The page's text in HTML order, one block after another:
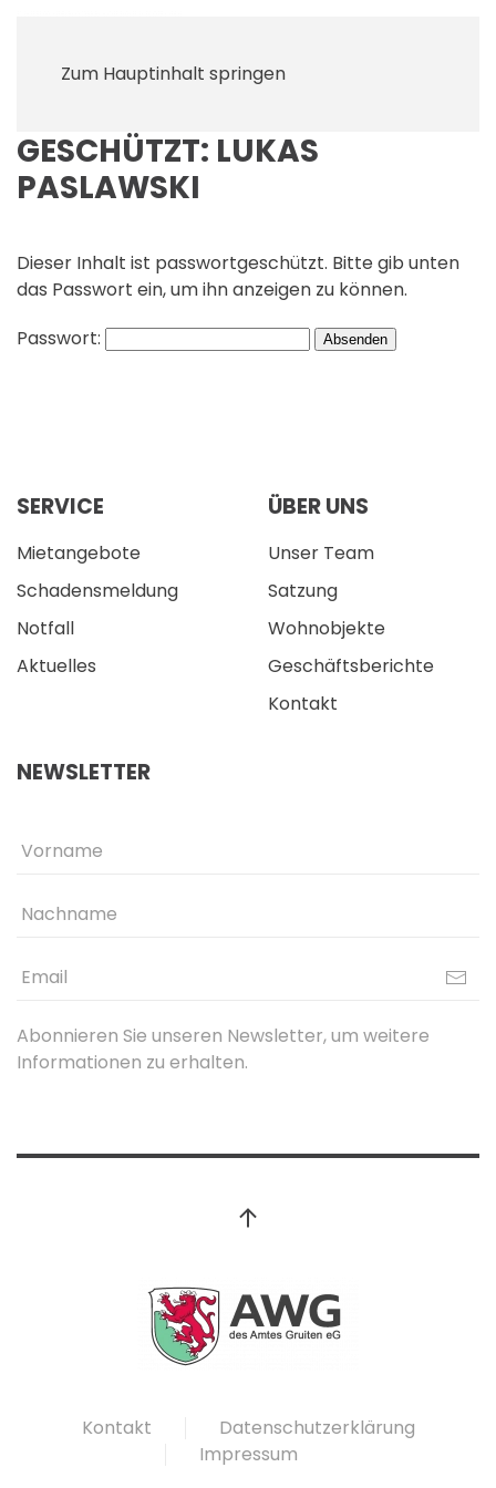
Zum Hauptinhalt springen
GESCHÜTZT: LUKAS
PASLAWSKI
Dieser Inhalt ist passwortgeschützt. Bitte gib unten
das Passwort ein, um ihn anzeigen zu können.
Passwort:
SERVICE
Mietangebote
Schadensmeldung
Notfall
Aktuelles
ÜBER UNS
Unser Team
Satzung
Wohnobjekte
Geschäftsberichte
Kontakt
NEWSLETTER
Abonnieren Sie unseren Newsletter, um weitere
Informationen zu erhalten.
Kontakt
Datenschutzerklärung
Impressum